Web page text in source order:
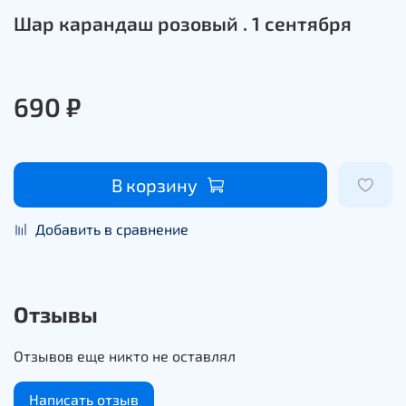
Шар карандаш розовый . 1 сентября
690 ₽
В корзину
Добавить в сравнение
Отзывы
Отзывов еще никто не оставлял
Написать отзыв